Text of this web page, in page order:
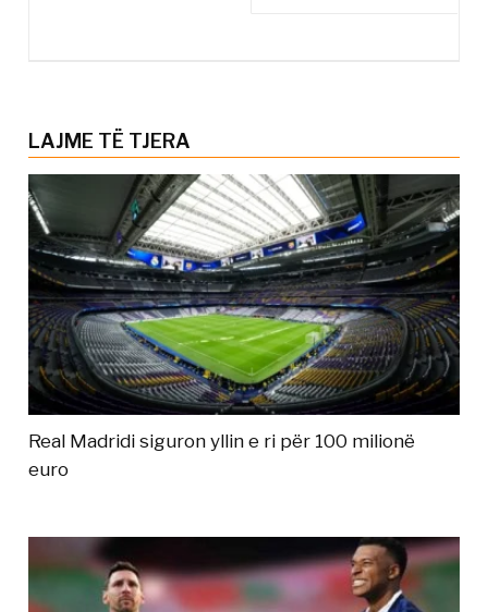
LAJME TË TJERA
Real Madridi siguron yllin e ri për 100 milionë
euro